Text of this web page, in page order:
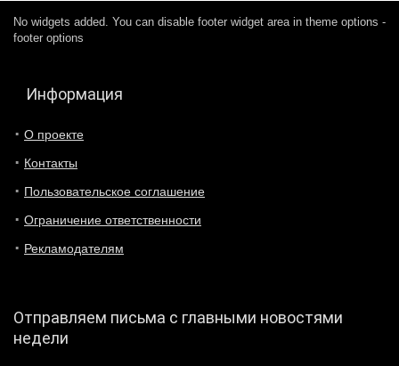
No widgets added. You can disable footer widget area in theme options -
footer options
Информация
О проекте
Контакты
Пользовательское соглашение
Ограничение ответственности
Рекламодателям
Отправляем письма с главными новостями
недели